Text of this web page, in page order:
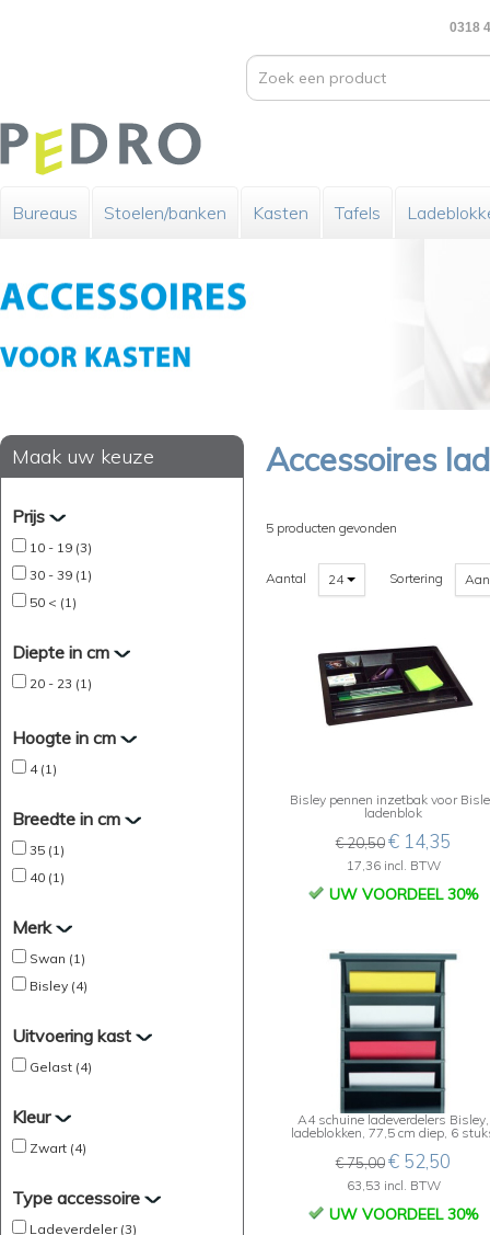
0318
Bureaus Stoelen/banken Kasten Tafels
Maak uw keuze
Prijs
10 - 19 (3)
30 - 39 (1)
50 < (1)
Diepte in cm
20 - 23 (1)
Hoogte in cm
4 (1)
Breedte in cm
35 (1)
40 (1)
Merk
Swan (1)
Bisley (4)
Uitvoering kast
Gelast (4)
Kleur
Zwart (4)
Type accessoire
Ladeverdeler (3)
Accessoires
5 producten gevonden
Aantal 24 Sortering
Bisley pennen inzetbak voor
ladenblok
€ 20,50€ 14,35
17,36 incl. BTW
UW VOORDEEL 30%
A4 schuine ladeverdelers Bisley,
ladeblokken, 77,5 cm diep, 6
€ 75,00€ 52,50
63,53 incl. BTW
UW VOORDEEL 30%